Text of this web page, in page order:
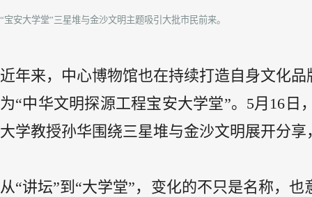
“宝安大学堂”三星堆与金沙文明主题吸引大批市民前来。
近年来，中心博物馆也在持续打造自身文化
为“中华文明探源工程宝安大学堂”。5月16
大学教授孙华围绕三星堆与金沙文明展开分
从“讲坛”到“大学堂”，变化的不只是名称，